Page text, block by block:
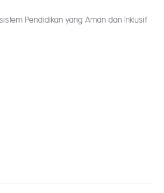
Pendidikan yang Aman dan Inklusif